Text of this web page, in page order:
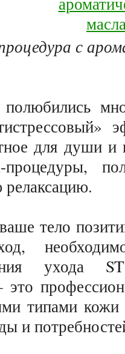
с
для души
тело
ухода
это
типами кожи
и